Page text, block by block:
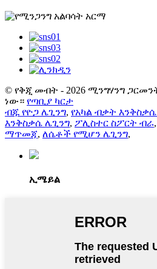
© የቅጂ መብት - 2026 ሚንግሃንግ
ነው። የጣቢያ ካርታ
ብጁ የዮጋ ሌጊንግ, የአካል ብቃት
እንቅስቃሴ ሌጊንግ, ፖሊስተር ስፖርት ብራ,
ማጥመጃ, ለሴቶች የሚሆን ሌጊንግ,
ኢሜይል